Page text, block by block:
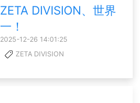
ZETA DIVISION、世界
一！
2025-12-26 14:01:25
ZETA DIVISION